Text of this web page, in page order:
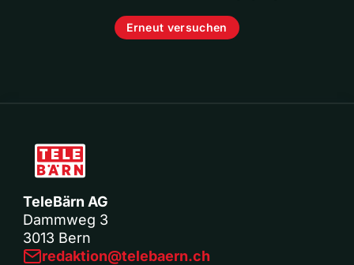
Erneut versuchen
TeleBärn AG
Dammweg 3
3013 Bern
redaktion@telebaern.ch